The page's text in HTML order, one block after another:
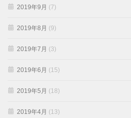
2019年9月 (7)
2019年8月 (9)
2019年7月 (3)
2019年6月 (15)
2019年5月 (18)
2019年4月 (13)